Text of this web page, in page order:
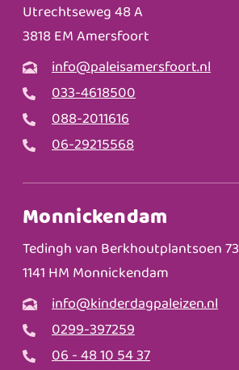
Utrechtseweg 48 A
3818 EM Amersfoort
info@paleisamersfoort.nl
033-4618500
088-2011616
06-29215568
Monnickendam
Tedingh van Berkhoutplantsoen 73
1141 HM Monnickendam
info@kinderdagpaleizen.nl
0299-397259
06 - 48 10 54 37